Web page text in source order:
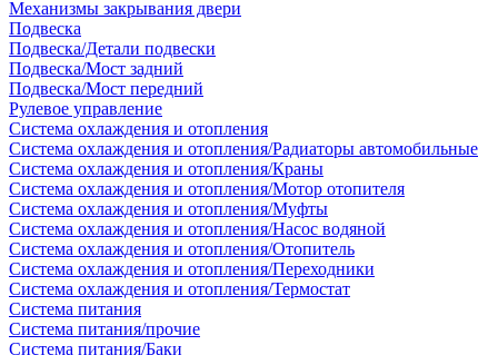
Механизмы закрывания двери
Подвеска
Подвеска/Детали подвески
Подвеска/Мост задний
Подвеска/Мост передний
Рулевое управление
Система охлаждения и отопления
Система охлаждения и отопления/Радиаторы автомобильные
Система охлаждения и отопления/Краны
Система охлаждения и отопления/Мотор отопителя
Система охлаждения и отопления/Муфты
Система охлаждения и отопления/Насос водяной
Система охлаждения и отопления/Отопитель
Система охлаждения и отопления/Переходники
Система охлаждения и отопления/Термостат
Система питания
Система питания/прочие
Система питания/Баки